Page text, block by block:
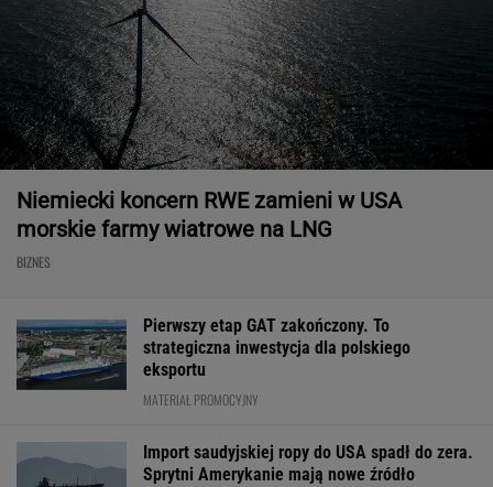
Niemiecki koncern RWE zamieni w USA
morskie farmy wiatrowe na LNG
BIZNES
Pierwszy etap GAT zakończony. To
strategiczna inwestycja dla polskiego
eksportu
MATERIAŁ PROMOCYJNY
Import saudyjskiej ropy do USA spadł do zera.
Sprytni Amerykanie mają nowe źródło